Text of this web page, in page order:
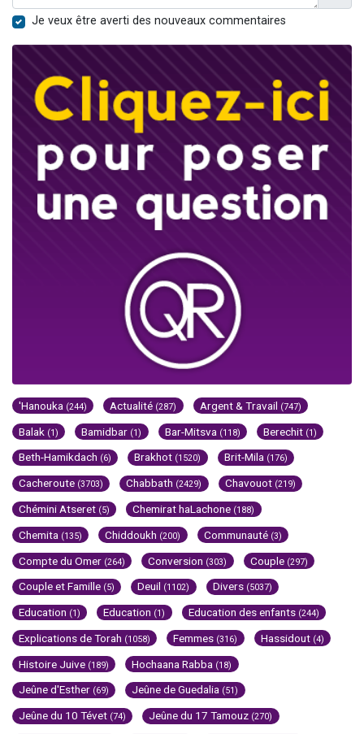
Je veux être averti des nouveaux commentaires
'Hanouka (244) Actualité (287) Argent & Travail (747)
Balak (1) Bamidbar (1) Bar-Mitsva (118) Berechit (1)
Beth-Hamikdach (6) Brakhot (1520) Brit-Mila (176)
Cacheroute (3703) Chabbath (2429) Chavouot (219)
Chémini Atseret (5) Chemirat haLachone (188)
Chemita (135) Chiddoukh (200) Communauté (3)
Compte du Omer (264) Conversion (303) Couple (297)
Couple et Famille (5) Deuil (1102) Divers (5037)
Education (1) Education (1) Education des enfants (244)
Explications de Torah (1058) Femmes (316) Hassidout (4)
Histoire Juive (189) Hochaana Rabba (18)
Jeûne d'Esther (69) Jeûne de Guedalia (51)
Jeûne du 10 Tévet (74) Jeûne du 17 Tamouz (270)